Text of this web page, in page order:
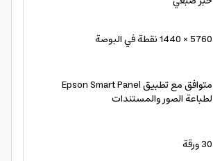
5760 × 1440 نقطة في البوصة
متوافق مع تطبيق Epson Smart Panel
لطباعة الصور والمستندات
30 ورقة